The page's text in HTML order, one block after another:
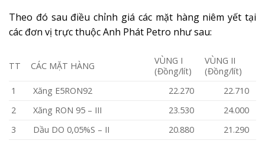
Theo đó sau điều chỉnh giá các mặt hàng niêm yết tại
các đơn vị trực thuộc Anh Phát Petro như sau:
TT CÁC MẶT HÀNG
VÙNG I
(Đồng/lít)
VÙNG II
(Đồng/lít)
1
Xăng E5RON92 22.270
22.710
2
Xăng RON 95 – III 23.530
24.000
3
Dầu DO 0,05%S – II 20.880 21.290